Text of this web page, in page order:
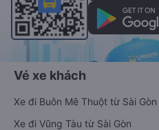
Vé xe khách
Xe đi Buôn Mê Thuột từ Sài Gòn
Xe đi Vũng Tàu từ Sài Gòn